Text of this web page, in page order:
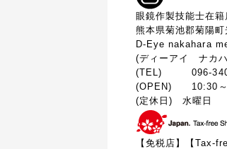
眼鏡作製技能士在籍
熊本県菊池郡菊陽
D-Eye nakahara
(ディーアイ ナカ
(TEL) 096-
(OPEN) 10:30～
(定休日) 水曜日
【免税店】【Tax-